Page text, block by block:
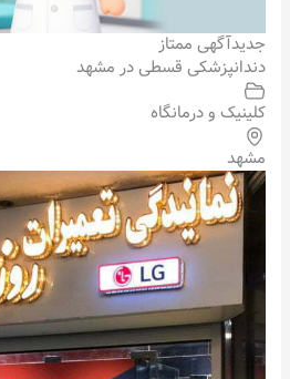
جدیدآگهی ممتاز
دندانپزشکی قسطی در مشهد
کلینیک و درمانگاه
مشهد